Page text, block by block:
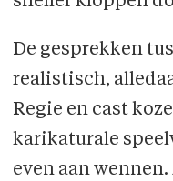
De gesprekken
realistisch,
Regie en cast
karikaturale
even aan